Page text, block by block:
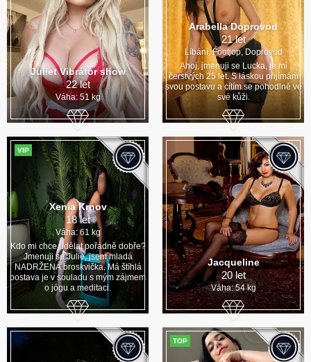
Juliet Vibrátor show
22 let
Váha: 51 kg
Arabella Doprovod
21 let
Líbání, Footjop, Doprovod
Ahoj, jmenuji se Lucka, je mi
čerstvých 25 let. S láskou přijímám
svou postavu a cítím se pohodlně ve
své kůži.
VIP
Xenia Krnov
18 let
Váha: 61 kg
Kdo mi chce udělat pořádně dobře?
Jmenuji se Julie, jsem mladá
NADRŽENÁ broskvička. Má štíhlá
postava je v souladu s mým zájmem
o jógu a meditaci.
Jacqueline
20 let
Váha: 54 kg
TOP